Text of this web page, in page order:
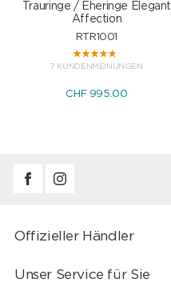
Trauringe / Eheringe Elegant
Affection
RTR1001
7 KUNDENMEINUNGEN
CHF 995.00
Offizieller Händler
Unser Service für Sie